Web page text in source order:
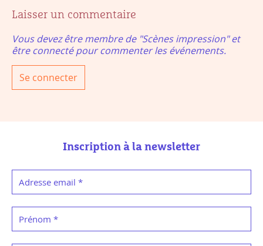
Laisser un commentaire
Vous devez être membre de "Scènes impression" et
être connecté pour commenter les événements.
Se connecter
Inscription à la newsletter
Adresse email *
Prénom *